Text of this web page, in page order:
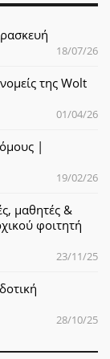
18/07/26
της Wolt
01/04/26
|
19/02/26
μαθητές &
φοιτητή
23/11/25
28/10/25